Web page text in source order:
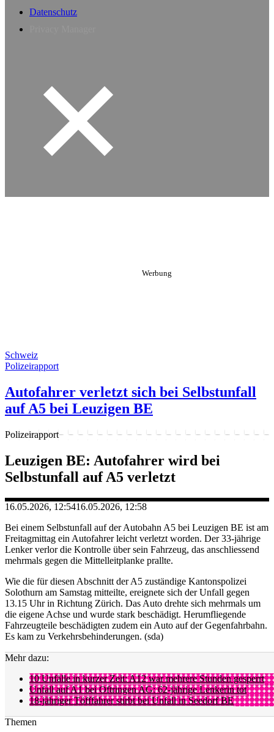
Datenschutz
Schweiz
Polizeirapport
Autofahrer verletzt sich bei Selbstunfall
auf A5 bei Leuzigen BE
Polizeirapport
Leuzigen BE: Autofahrer wird bei
Selbstunfall auf A5 verletzt
16.05.2026, 12:5416.05.2026, 12:58
Bei einem Selbstunfall auf der Autobahn A5 bei Leuzigen BE ist am
Freitagmittag ein Autofahrer leicht verletzt worden. Der 33-jährige
Lenker verlor die Kontrolle über sein Fahrzeug, das anschliessend
mehrmals gegen die Mittelleitplanke prallte.
Wie die für diesen Abschnitt der A5 zuständige Kantonspolizei
Solothurn am Samstag mitteilte, ereignete sich der Unfall gegen
13.15 Uhr in Richtung Zürich. Das Auto drehte sich mehrmals um
die eigene Achse und wurde stark beschädigt. Herumfliegende
Fahrzeugteile beschädigten zudem ein Auto auf der Gegenfahrbahn.
Es kam zu Verkehrsbehinderungen. (sda)
Mehr dazu:
10 Unfälle in kurzer Zeit: A12 war mehrere Stunden gesperrt
Unfall auf A1 bei Oftringen AG: 62-jährige Lenkerin tot
18-jähriger Töfffahrer stirbt bei Unfall in Seedorf BE
Themen